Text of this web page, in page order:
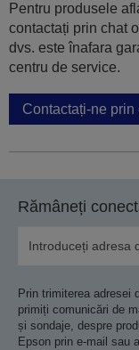
Pentru produsele
contactați prin chat
dvs. este înafara
centru de service.
Contactați-ne prin
Rămâneți
Prin trimiterea adresei
primiți comunicări de
și sondaje, despre
Epson prin e-mail sau